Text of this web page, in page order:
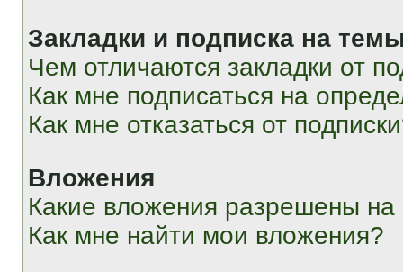
Закладки и подписка на
Чем отличаются закладки от
Как мне подписаться на
Как мне отказаться от
Вложения
Какие вложения разрешены
Как мне найти мои вложения?